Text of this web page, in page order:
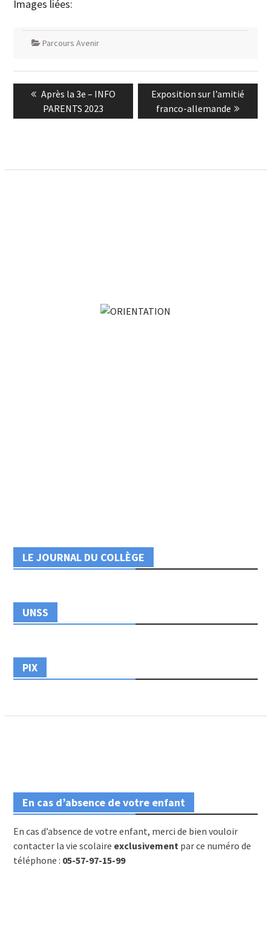
Images liées:
Parcours Avenir
Navigation
l’article
Previous
post:
Après la 3e – INFO
PARENTS 2023
Next
post:
Exposition sur l’amitié
franco-allemande
LE JOURNAL DU COLLÈGE
UNSS
PIX
En cas d’absence de votre enfant
En cas d’absence de votre enfant, merci de bien vouloir
contacter la vie scolaire exclusivementpar ce numéro de
téléphone : 05-57-97-15-99